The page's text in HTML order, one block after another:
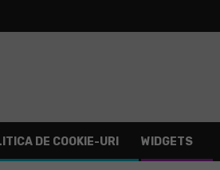
DE COOKIE-URI WIDGETS